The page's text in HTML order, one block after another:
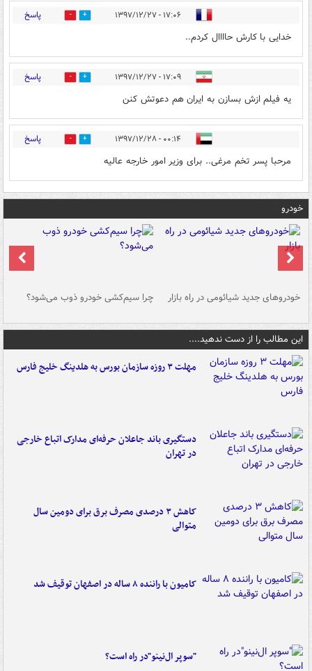
۱۷:۰۶ - ۱۳۹۷/۱۲/۲۷ 43 پاسخ
خدایی با کارش حاااال کردم..
۱۷:۰۹ - ۱۳۹۷/۱۲/۲۷ 29 پاسخ
یه فیلم ازش بسازن به ایران هم دعوتش کنن
۰۰:۱۴ - ۱۳۹۷/۱۲/۲۸ 3 پاسخ
مرحبا پسر تخم مرغی.. برای وزیر امور خارجه عالیه
خودرو
خودروهای جدید شیائومی در راه بازار چرا سیم‌کشی خودرو ذوب می‌شود؟
این مطالب را از دست ندهید....
مهلت ۳ روزه سازمان بورس به هلدینگ خلیج فارس
دستگیری باند جاعلان حرفه‌ای مدارک اتباع خارجی
در تهران
کاهش ۳ درصدی مصرف برق برای دومین سال
متوالی
کامیون با راننده ۸ ساله در اصفهان توقیف شد
"سوپر ال‌نینو"در راه است؟